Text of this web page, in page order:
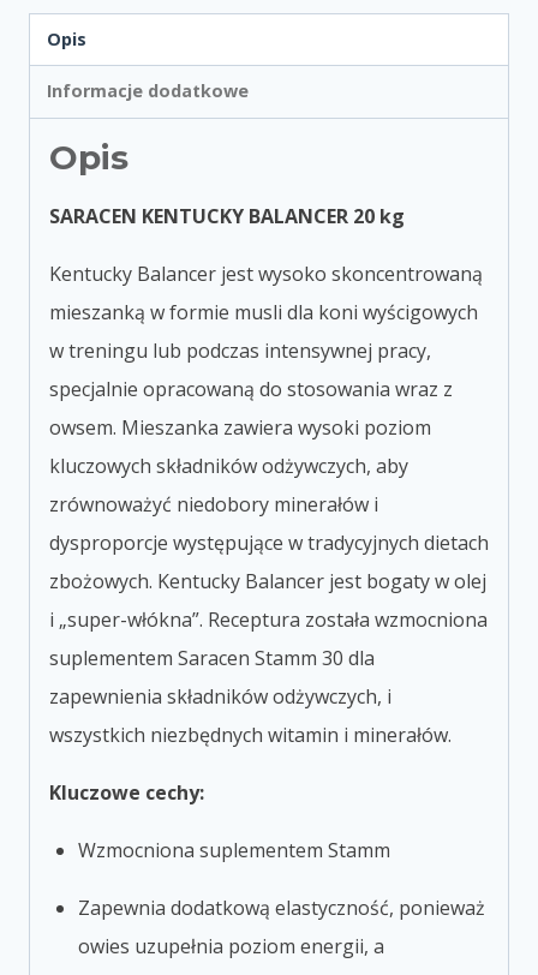
Opis
Informacje dodatkowe
Opis
SARACEN KENTUCKY BALANCER 20 kg
Kentucky Balancer jest wysoko skoncentrowaną
mieszanką w formie musli dla koni wyścigowych
w treningu lub podczas intensywnej pracy,
specjalnie opracowaną do stosowania wraz z
owsem. Mieszanka zawiera wysoki poziom
kluczowych składników odżywczych, aby
zrównoważyć niedobory minerałów i
dysproporcje występujące w tradycyjnych dietach
zbożowych. Kentucky Balancer jest bogaty w olej
i „super-włókna”. Receptura została wzmocniona
suplementem Saracen Stamm 30 dla
zapewnienia składników odżywczych, i
wszystkich niezbędnych witamin i minerałów.
Kluczowe cechy:
Wzmocniona suplementem Stamm
Zapewnia dodatkową elastyczność, ponieważ
owies uzupełnia poziom energii, a